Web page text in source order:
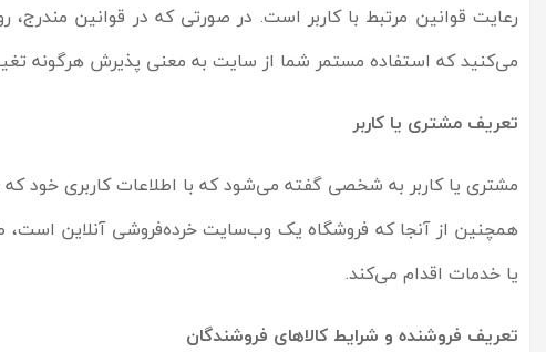
رعایت قوانین مرتبط با کاربر است. در صورتی که در قوانین
می‏‌کنید که استفاده مستمر شما از سایت به معنی پذیرش هرگونه
تعریف مشتری یا کاربر
مشتری یا کاربر به شخصی گفته می‌شود که با اطلاعات کاربری خود
همچنین از آنجا که فروشگاه یک وب‌سایت خرده‌فروشی آنلاین
یا خدمات اقدام می‌کند.
تعریف فروشنده و شرایط کالاهای فروشندگان